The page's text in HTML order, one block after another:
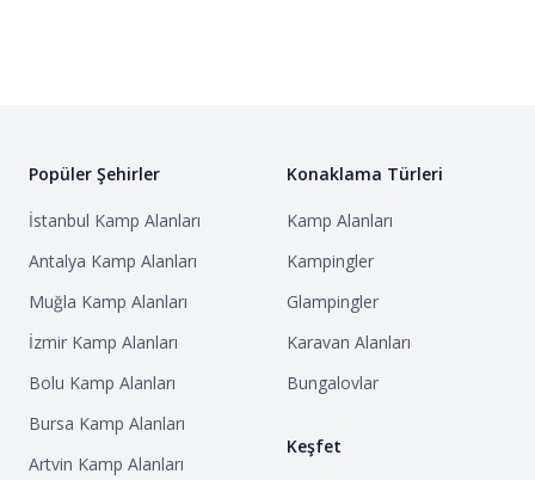
Popüler Şehirler
İstanbul Kamp Alanları
Antalya Kamp Alanları
Muğla Kamp Alanları
İzmir Kamp Alanları
Bolu Kamp Alanları
Bursa Kamp Alanları
Artvin Kamp Alanları
Konaklama Türleri
Kamp Alanları
Kampingler
Glampingler
Karavan Alanları
Bungalovlar
Keşfet